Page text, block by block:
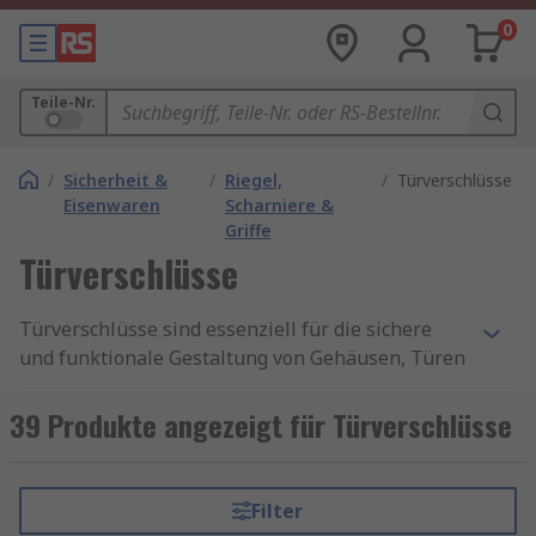
0
Teile-Nr.
/ Sicherheit &
Eisenwaren
/ Riegel,
Scharniere &
Griffe
/ Türverschlüsse
Türverschlüsse
Türverschlüsse sind essenziell für die sichere
und funktionale Gestaltung von Gehäusen, Türen
erleichtern den Zugang und tragen zur Effizienz
in industriellen und gewerblichen Umgebungen
Türverschlüssen, die für verschiedenste
Einsatzbereiche geeignet sind – von einfachen
39 Produkte angezeigt für Türverschlüsse
Filter